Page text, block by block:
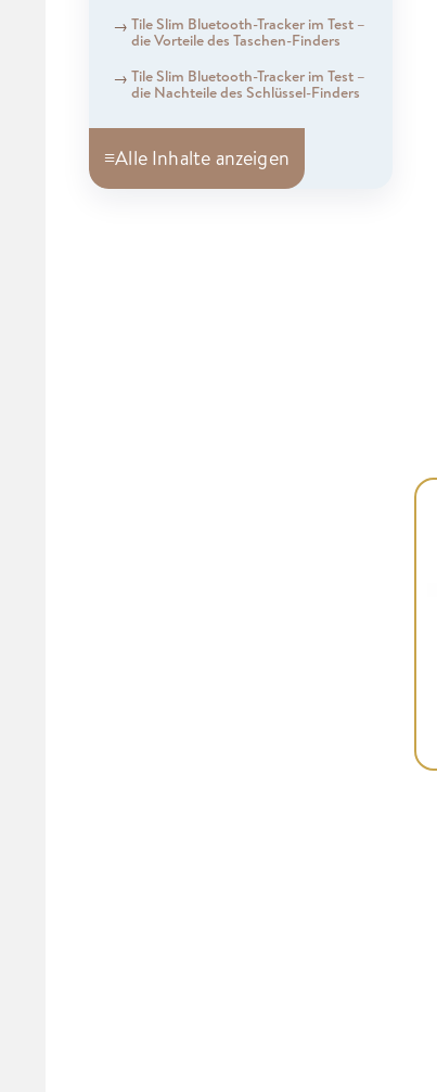
Tile Slim Bluetooth-Tracker im Test –
die Vorteile des Taschen-Finders
Tile Slim Bluetooth-Tracker im Test –
die Nachteile des Schlüssel-Finders
≡Alle Inhalte anzeigen